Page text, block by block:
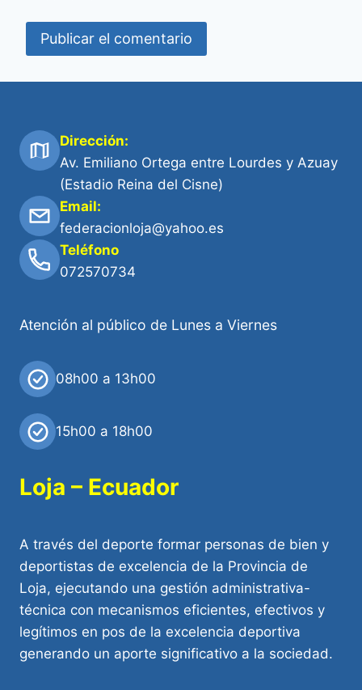
Dirección:
Av. Emiliano Ortega entre Lourdes y Azuay
(Estadio Reina del Cisne)
Email:
federacionloja@yahoo.es
Teléfono
072570734
Atención al público de Lunes a Viernes
08h00 a 13h00
15h00 a 18h00
Loja – Ecuador
A través del deporte formar personas de bien y
deportistas de excelencia de la Provincia de
Loja, ejecutando una gestión administrativa-
técnica con mecanismos eficientes, efectivos y
legítimos en pos de la excelencia deportiva
generando un aporte significativo a la sociedad.